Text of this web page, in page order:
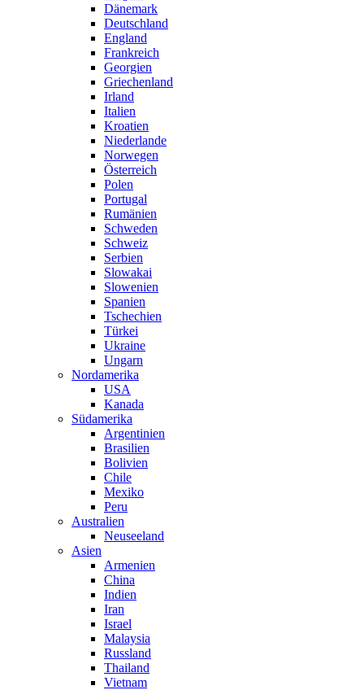
Dänemark
Deutschland
England
Frankreich
Georgien
Griechenland
Irland
Italien
Kroatien
Niederlande
Norwegen
Österreich
Polen
Portugal
Rumänien
Schweden
Schweiz
Serbien
Slowakai
Slowenien
Spanien
Tschechien
Türkei
Ukraine
Ungarn
Nordamerika
USA
Kanada
Südamerika
Argentinien
Brasilien
Bolivien
Chile
Mexiko
Peru
Australien
Neuseeland
Asien
Armenien
China
Indien
Iran
Israel
Malaysia
Russland
Thailand
Vietnam